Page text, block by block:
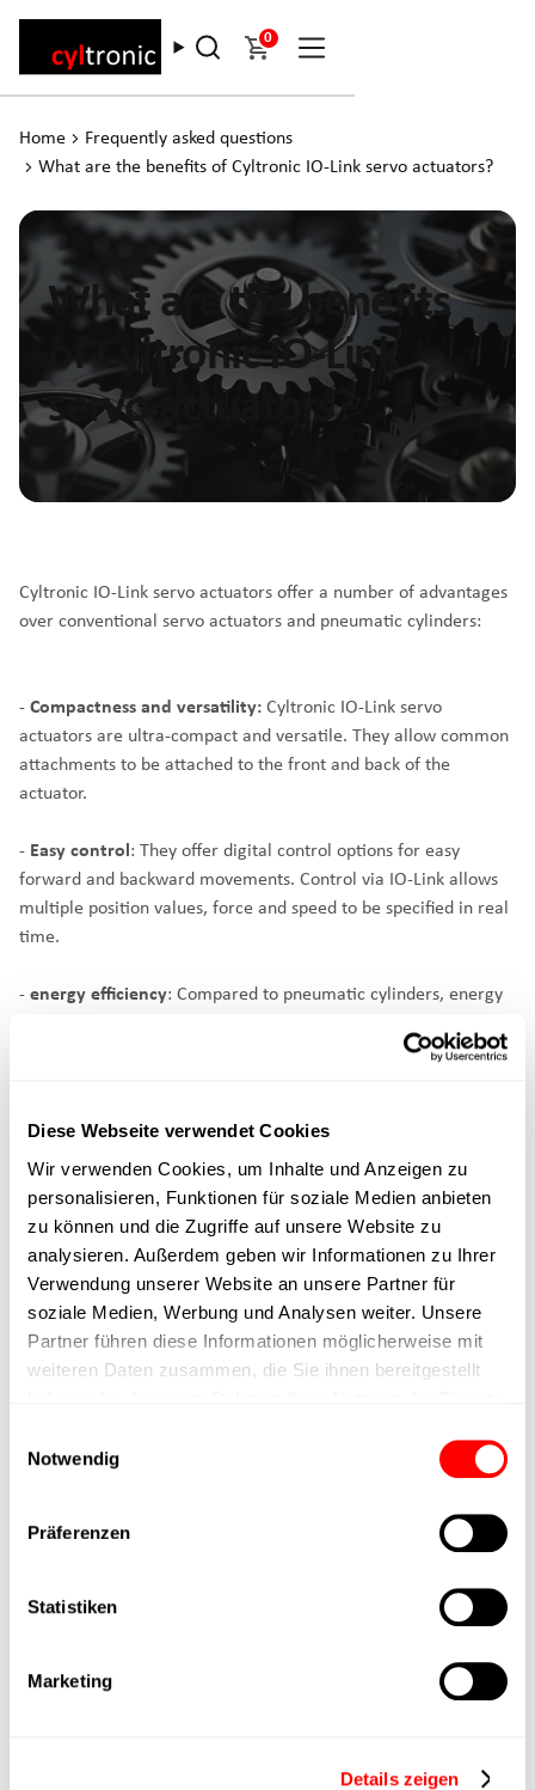
Diese Webseite verwendet Cookies
Wir verwenden Cookies, um Inhalte und Anzeigen zu
personalisieren, Funktionen für soziale Medien anbieten
zu können und die Zugriffe auf unsere Website zu
analysieren. Außerdem geben wir Informationen zu Ihrer
Verwendung unserer Website an unsere Partner für
soziale Medien, Werbung und Analysen weiter. Unsere
Partner führen diese Informationen möglicherweise mit
weiteren Daten zusammen, die Sie ihnen bereitgestellt
Notwendig
Präferenzen
Statistiken
Marketing
Details zeigen
0
Home
Frequently asked questions
What are the benefits of Cyltronic IO-Link servo actuators?
What are the benefits
of Cyltronic IO-Link
servo actuators?
Cyltronic IO-Link servo actuators offer a number of advantages
over conventional servo actuators and pneumatic cylinders:
- Compactness and versatility: Cyltronic IO-Link servo
actuators are ultra-compact and versatile. They allow common
attachments to be attached to the front and back of the
actuator.
- Easy control : They offer digital control options for easy
forward and backward movements. Control via IO-Link allows
multiple position values, force and speed to be specified in real
time.
- energy efficiency: Compared to pneumatic cylinders, energy
machine space.
-No components in the control cabinet: In contrast to
conventional servo actuators, Cyltronic actuators do not require
any additional components in the control cabinet.
-Easy integration : Cyltronic actuators can replace compressed
air cylinders without the need for control adjustments.
excellent choice for many automation technology applications.
Either sign up via the
PHONE
Consultation